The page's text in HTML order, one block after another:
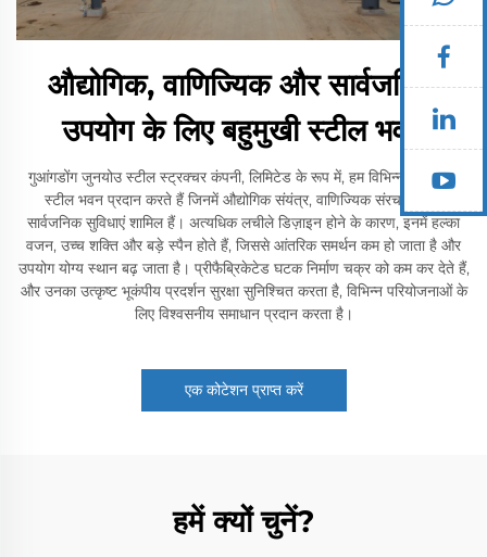
औद्योगिक, वाणिज्यिक और सार्वजनिक
उपयोग के लिए बहुमुखी स्टील भवन
गुआंगडोंग जुनयोउ स्टील स्ट्रक्चर कंपनी, लिमिटेड के रूप में, हम विभिन्न प्रकार के
स्टील भवन प्रदान करते हैं जिनमें औद्योगिक संयंत्र, वाणिज्यिक संरचनाएं और
सार्वजनिक सुविधाएं शामिल हैं। अत्यधिक लचीले डिज़ाइन होने के कारण, इनमें हल्का
वजन, उच्च शक्ति और बड़े स्पैन होते हैं, जिससे आंतरिक समर्थन कम हो जाता है और
उपयोग योग्य स्थान बढ़ जाता है। प्रीफैब्रिकेटेड घटक निर्माण चक्र को कम कर देते हैं,
और उनका उत्कृष्ट भूकंपीय प्रदर्शन सुरक्षा सुनिश्चित करता है, विभिन्न परियोजनाओं के
लिए विश्वसनीय समाधान प्रदान करता है।
एक कोटेशन प्राप्त करें
हमें क्यों चुनें?